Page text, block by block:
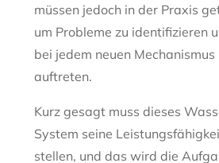
müssen jedoch in der Praxis
um Probleme zu identifizieren
bei jedem neuen
auftreten.
Kurz gesagt muss dieses
System seine
stellen, und das wird die